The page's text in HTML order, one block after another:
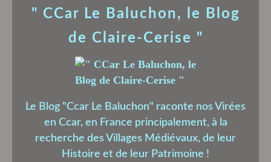
" CCar Le Baluchon, le Blog
de Claire-Cerise "
Le Blog "Ccar Le Baluchon" raconte nos Virées
en Ccar, en France principalement, à la
recherche des Villages Médiévaux, de leur
Histoire et de leur Patrimoine !